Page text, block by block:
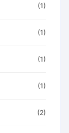
(1)
(1)
(1)
(1)
(2)